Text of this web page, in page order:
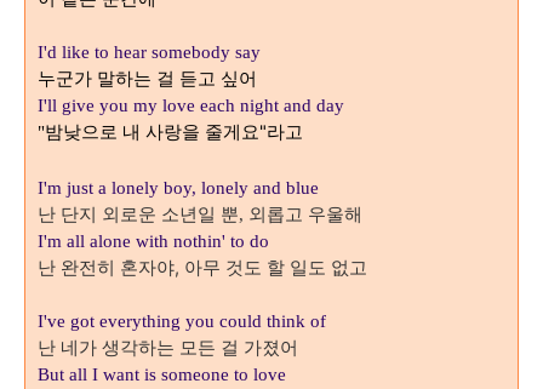
I'd like to hear somebody say
누군가 말하는 걸 듣고 싶어
I'll give you my love each night and day
"밤낮으로 내 사랑을 줄게요"라고
I'm just a lonely boy, lonely and blue
난 단지 외로운 소년일 뿐, 외롭고 우울해
I'm all alone with nothin' to do
난 완전히 혼자야, 아무 것도 할 일도 없고
I've got everything you could think of
난 네가 생각하는 모든 걸 가졌어
But all I want is someone to love